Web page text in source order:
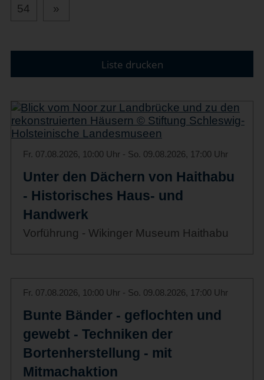
54 »
Liste drucken
Fr. 07.08.2026, 10:00 Uhr - So. 09.08.2026, 17:00 Uhr
Unter den Dächern von Haithabu
- Historisches Haus- und
Handwerk
Vorführung - Wikinger Museum Haithabu
Fr. 07.08.2026, 10:00 Uhr - So. 09.08.2026, 17:00 Uhr
Bunte Bänder - geflochten und
gewebt - Techniken der
Bortenherstellung - mit
Mitmachaktion